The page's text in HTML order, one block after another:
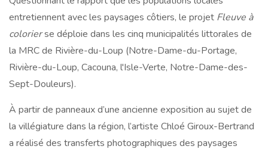
entretiennent avec les paysages côtiers, le projet Fleuve à
colorierse déploie dans les cinq municipalités littorales de
la MRC de Rivière-du-Loup (Notre-Dame-du-Portage,
Rivière-du-Loup, Cacouna, l'Isle-Verte, Notre-Dame-des-
Sept-Douleurs).
À partir de panneaux d’une ancienne exposition au sujet de
la villégiature dans la région, l’artiste Chloé Giroux-Bertrand
a réalisé des transferts photographiques des paysages